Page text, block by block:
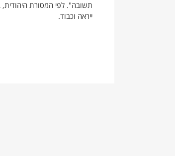
תשובה". לפי המסורת היהודית,
ייראה וכבוד.